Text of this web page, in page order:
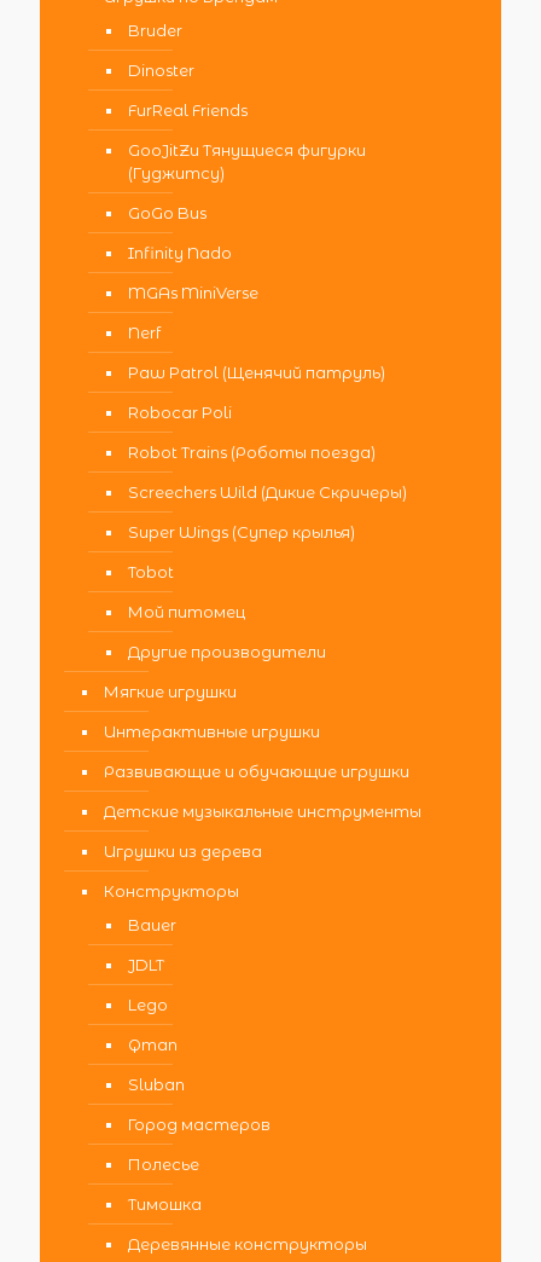
Bruder
Dinoster
FurReal Friends
GooJitZu Тянущиеся фигурки
(Гуджитсу)
GoGo Bus
Infinity Nado
MGAs MiniVerse
Nerf
Paw Patrol (Щенячий патруль)
Robocar Poli
Robot Trains (Роботы поезда)
Screechers Wild (Дикие Скричеры)
Super Wings (Супер крылья)
Tobot
Мой питомец
Другие производители
Мягкие игрушки
Интерактивные игрушки
Развивающие и обучающие игрушки
Детские музыкальные инструменты
Игрушки из дерева
Конструкторы
Bauer
JDLT
Lego
Qman
Sluban
Город мастеров
Полесье
Тимошка
Деревянные конструкторы